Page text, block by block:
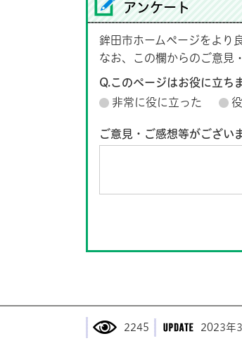
アンケート
鉾田市ホームページをより
なお、この欄からのご意見
Q.このページはお役に立ち
非常に役に立った
ご意見・ご感想等がござい
2245 2023年